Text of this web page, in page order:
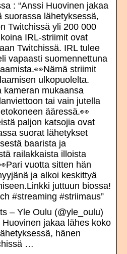
: “Anssi Huovinen jakaa
suorassa lähetyksessä,
Twitchissä yli 200 000
IRL-striimit ovat
Twitchissä. IRL tulee
vapaasti suomennettuna
striimit
ulkopuolelta.
kameran mukaansa
tai vain jutella
ääressä.👀
paljon katsojia ovat
suorat lähetykset
baarista ja
railakkaista illoista
vuotta sitten hän
ja alkoi keskittyä
juttuun biossa!
#streaming #striimaus”
– Yle Oulu (@yle_oulu)
jakaa lähes koko
hänen
…